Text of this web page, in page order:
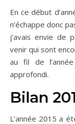
En ce début d’année l’heure est au bilan et aux projets, je
n’échappe donc
j’avais envie de
venir qui sont
au fil de
approfondi.
Bilan
L’année 2015 a